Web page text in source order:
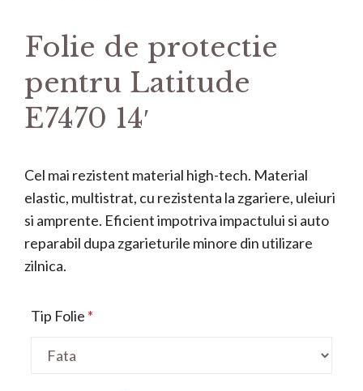
Folie de protectie
pentru Latitude
E7470 14′
Cel mai rezistent material high-tech. Material
elastic, multistrat, cu rezistenta la zgariere, uleiuri
si amprente. Eficient impotriva impactului si auto
reparabil dupa zgarieturile minore din utilizare
zilnica.
Tip Folie *